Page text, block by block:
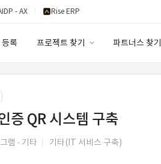
- AX Rise ERP
록 프로젝트 찾기 파트너스 찾기
증 QR 시스템 구축
램 기타 기타(IT 서비스 구축)